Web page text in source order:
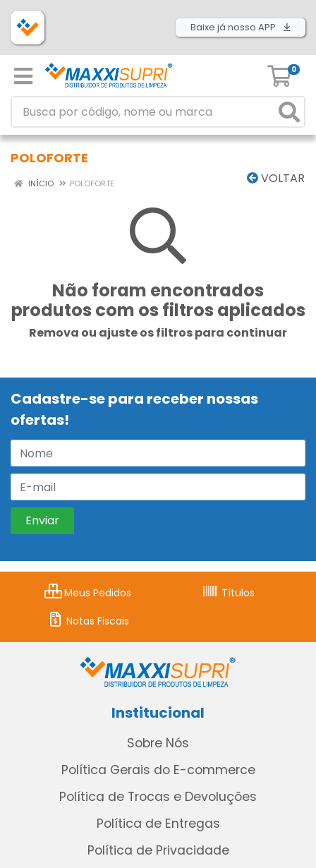
Baixe já nosso APP
0
POLOFORTE
VOLTAR
INÍCIO POLOFORTE
Não foram encontrados
produtos com os filtros aplicados
Remova ou ajuste os filtros para continuar
Cadastre-se para receber nossas
ofertas!
Meus Pedidos
Títulos
Notas Fiscais
Institucional
Sobre Nós
Política Gerais do E-commerce
Política de Trocas e Devoluções
Política de Entregas
Política de Privacidade